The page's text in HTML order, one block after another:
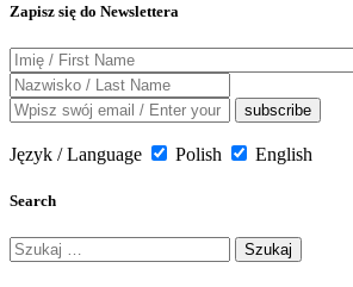
Zapisz się do Newslettera
Język / Language Polish English
Search
Szukaj: